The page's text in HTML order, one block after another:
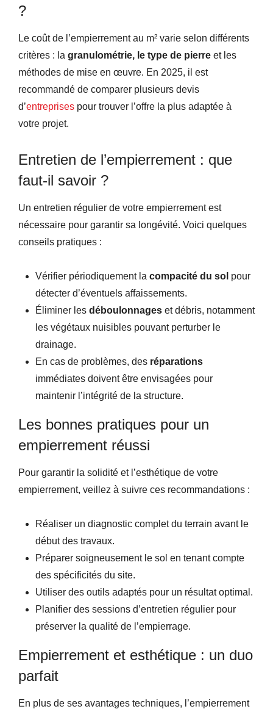
?
Le coût de l’empierrement au m² varie selon différents
critères : la granulométrie, le type de pierre et les
méthodes de mise en œuvre. En 2025, il est
recommandé de comparer plusieurs devis
d’entreprises pour trouver l’offre la plus adaptée à
votre projet.
Entretien de l’empierrement : que
faut-il savoir ?
Un entretien régulier de votre empierrement est
nécessaire pour garantir sa longévité. Voici quelques
conseils pratiques :
Vérifier périodiquement la compacité du sol pour
détecter d’éventuels affaissements.
Éliminer les déboulonnages et débris, notamment
les végétaux nuisibles pouvant perturber le
drainage.
En cas de problèmes, des réparations
immédiates doivent être envisagées pour
maintenir l’intégrité de la structure.
Les bonnes pratiques pour un
empierrement réussi
Pour garantir la solidité et l’esthétique de votre
empierrement, veillez à suivre ces recommandations :
Réaliser un diagnostic complet du terrain avant le
début des travaux.
Préparer soigneusement le sol en tenant compte
des spécificités du site.
Utiliser des outils adaptés pour un résultat optimal.
Planifier des sessions d’entretien régulier pour
préserver la qualité de l’empierrage.
Empierrement et esthétique : un duo
parfait
En plus de ses avantages techniques, l’empierrement